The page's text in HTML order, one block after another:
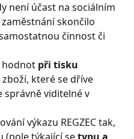
není účast na sociálním
skončilo
činnost či
hodnot při tisku
zboží, které se dříve
správně viditelné v
výkazu REGZEC tak,